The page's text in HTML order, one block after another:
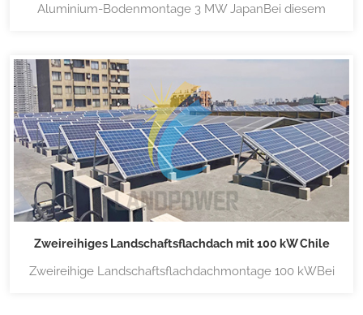
Aluminium-Bodenmontage 3 MW JapanBei diesem
installieren sind. Für weitere Informationen zur
Bodenmontage aus Aluminium klicken Sie bitte
Bodenmontagestruktur aus AluminiumLandpower
verfügt über eine groß...
Zweireihiges Landschaftsflachdach mit 100 kW Chile
Zweireihige Landschaftsflachdachmontage 100 kWBei